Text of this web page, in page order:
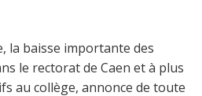
la baisse importante des
le rectorat de Caen et à plus
au collège, annonce de toute